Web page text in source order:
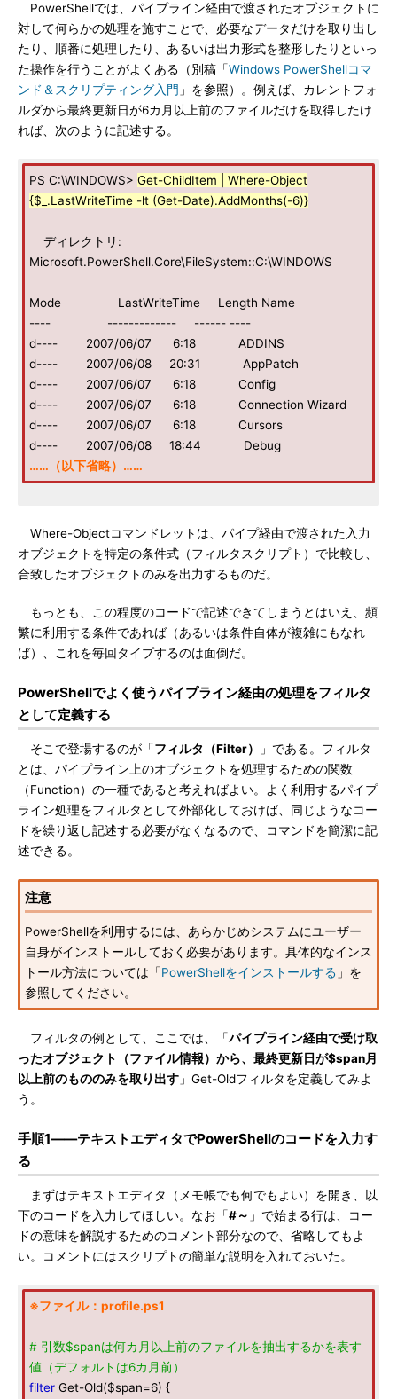
PowerShellでは、パイプライン経由で渡されたオブジェクトに
対して何らかの処理を施すことで、必要なデータだけを取り出し
たり、順番に処理したり、あるいは出力形式を整形したりといっ
た操作を行うことがよくある（別稿「Windows PowerShellコマ
ンド＆スクリプティング入門 」を参照）。例えば、カレントフォ
ルダから最終更新日が6カ月以上前のファイルだけを取得したけ
れば、次のように記述する。
PS C:\WINDOWS> Get-ChildItem | Where-Object
{$_.LastWriteTime -lt (Get-Date).AddMonths(-6)}
ディレクトリ:
Microsoft.PowerShell.Core\FileSystem::C:\WINDOWS
Mode LastWriteTime Length Name
---- ------------- ------ ----
d---- 2007/06/07 6:18 ADDINS
d---- 2007/06/08 20:31 AppPatch
d---- 2007/06/07 6:18 Config
d---- 2007/06/07 6:18 Connection Wizard
d---- 2007/06/07 6:18 Cursors
d---- 2007/06/08 18:44 Debug
……（以下省略）……
Where-Objectコマンドレットは、パイプ経由で渡された入力
オブジェクトを特定の条件式（フィルタスクリプト）で比較し、
合致したオブジェクトのみを出力するものだ。
もっとも、この程度のコードで記述できてしまうとはいえ、頻
繁に利用する条件であれば（あるいは条件自体が複雑にもなれ
ば）、これを毎回タイプするのは面倒だ。
PowerShellでよく使うパイプライン経由の処理をフィルタ
として定義する
そこで登場するのが「フィルタ（Filter）
」である。フィルタ
とは、パイプライン上のオブジェクトを処理するための関数
（Function）の一種であると考えればよい。よく利用するパイプ
ライン処理をフィルタとして外部化しておけば、同じようなコー
ドを繰り返し記述する必要がなくなるので、コマンドを簡潔に記
述できる。
注意
PowerShellを利用するには、あらかじめシステムにユーザー
自身がインストールしておく必要があります。具体的なインス
トール方法については「PowerShellをインストールする 」を
参照してください。
フィルタの例として、ここでは、「パイプライン経由で受け取
ったオブジェクト（ファイル情報）から、最終更新日が$span月
以上前のもののみを取り出す 」Get-Oldフィルタを定義してみよ
う。
手順1――テキストエディタでPowerShellのコードを入力す
る
まずはテキストエディタ（メモ帳でも何でもよい）を開き、以
下のコードを入力してほしい。なお「#～ 」で始まる行は、コー
ドの意味を解説するためのコメント部分なので、省略してもよ
い。コメントにはスクリプトの簡単な説明を入れておいた。
※ファイル：profile.ps1
# 引数$spanは何カ月以上前のファイルを抽出するかを表す
値（デフォルトは6カ月前）
filter Get-Old($span=6) {